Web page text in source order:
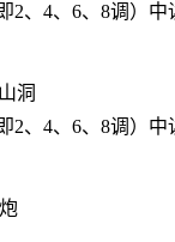
2、4、6、8调）
洞
2、4、6、8调）